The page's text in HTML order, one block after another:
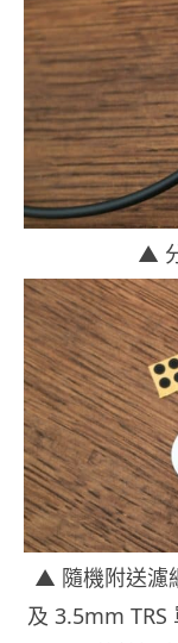
▲
▲ 隨機附送濾
及 3.5mm